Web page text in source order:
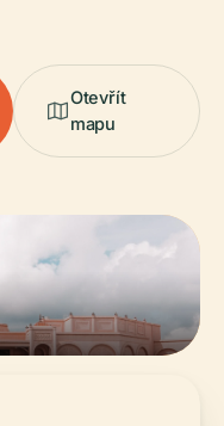
Otevřít
mapu